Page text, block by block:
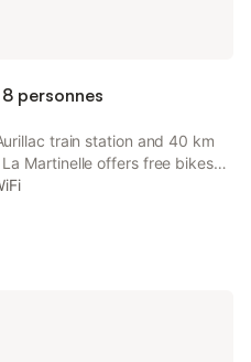
personnes
train station and 40 km
Martinelle offers free bikes
offers access to a balcony,
free WiFi.